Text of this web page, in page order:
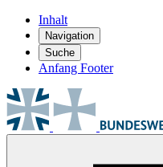
Inhalt
Navigation
Suche
Anfang Footer